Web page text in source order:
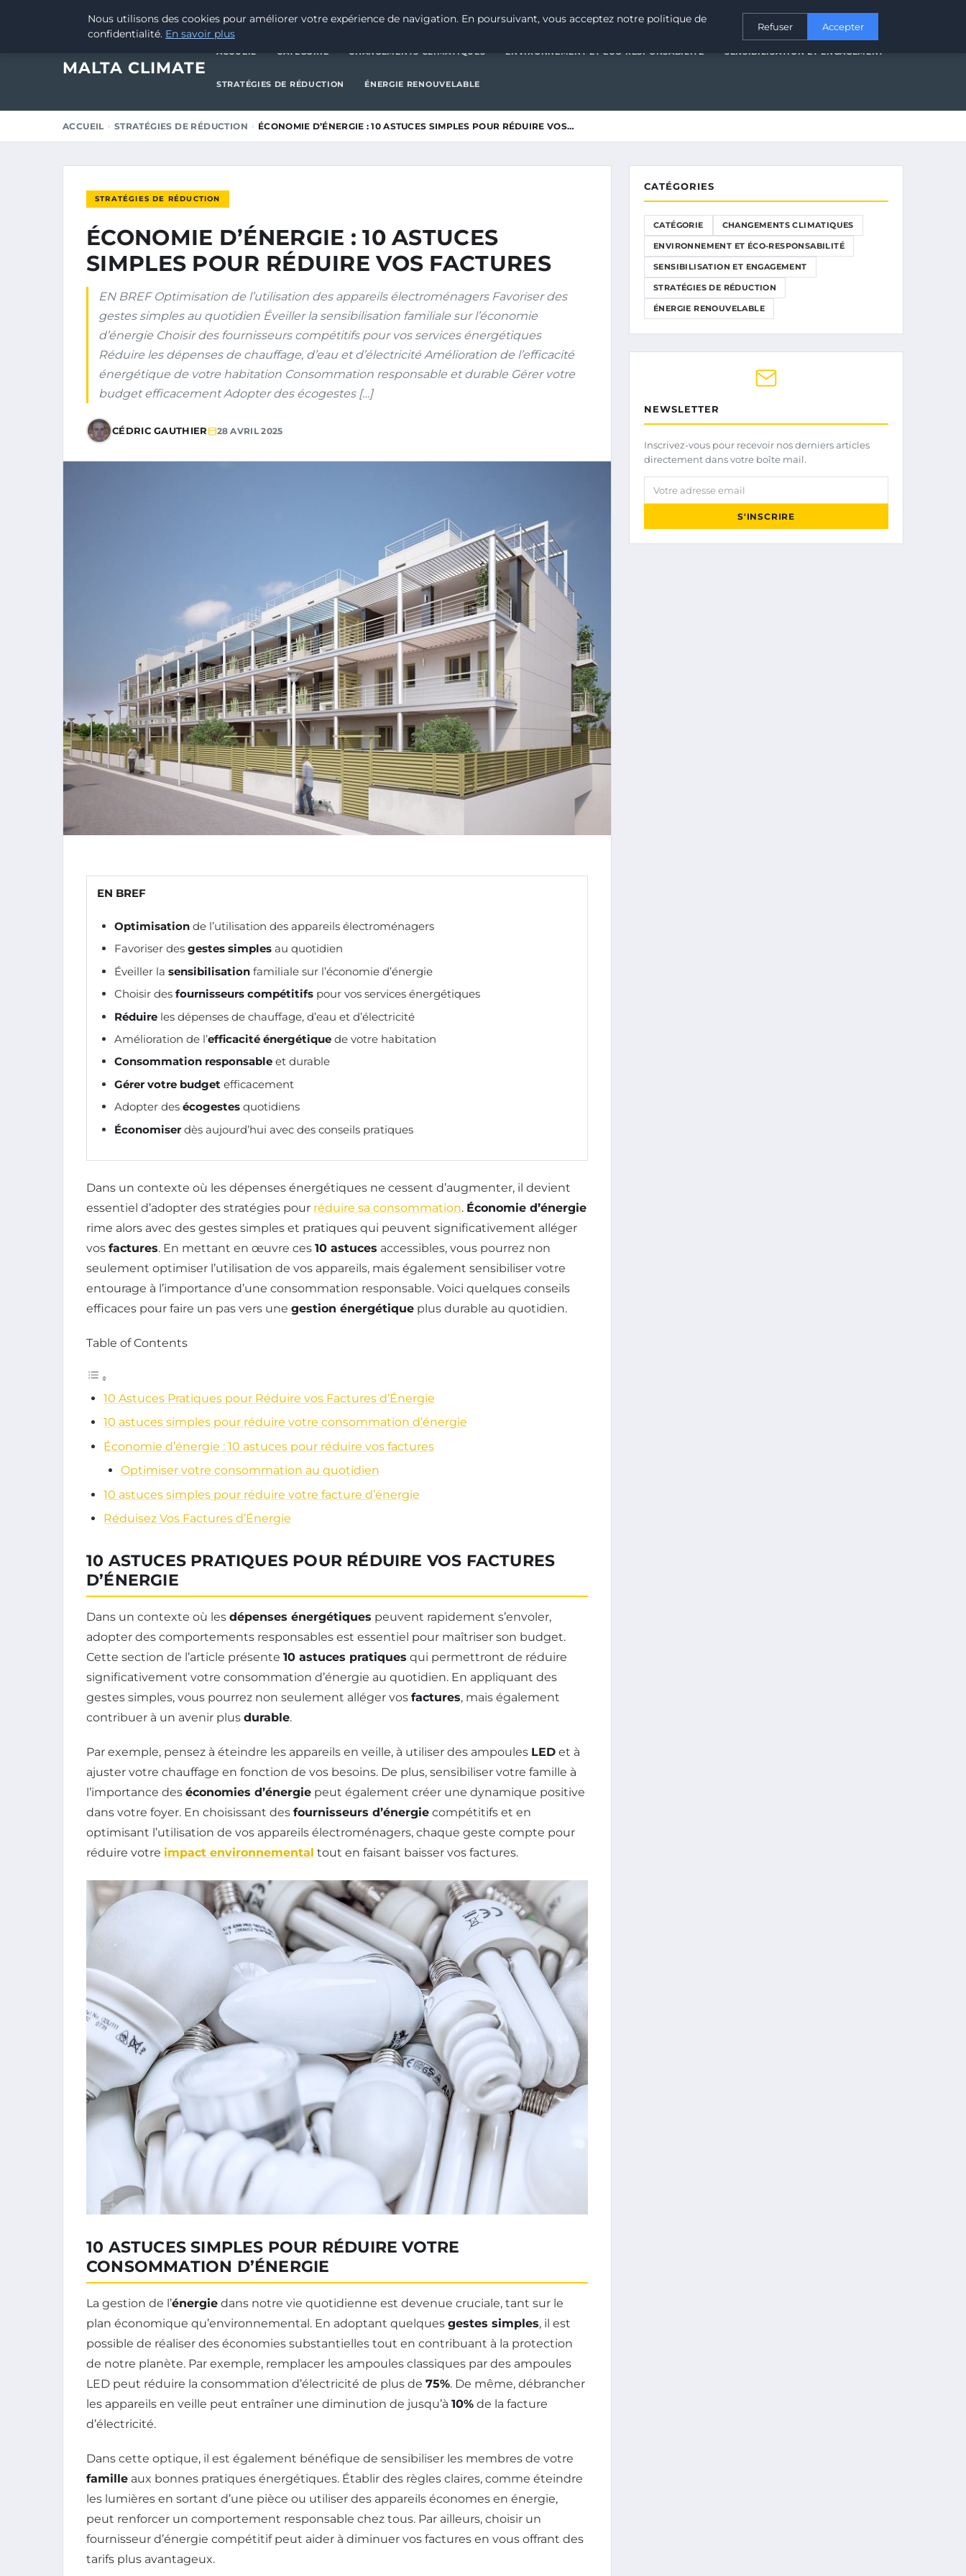
28 AVRIL 2025 CATÉGORIE CHANGEMENTS CLIMATIQUES ENVIRONNEMENT ET ÉCO-RESPONSABILITÉSENSIBILISATION ET ENGAGEMENT
MALTA CLIMATE
ACCUEIL CATÉGORIE CHANGEMENTS CLIMATIQUES ENVIRONNEMENT ET ÉCO-RESPONSABILITÉ SENSIBILISATION ET ENGAGEMENT
STRATÉGIES DE RÉDUCTION ÉNERGIE RENOUVELABLE
ACCUEIL STRATÉGIES DE RÉDUCTION ÉCONOMIE D’ÉNERGIE : 10 ASTUCES SIMPLES POUR RÉDUIRE VOS…
STRATÉGIES DE RÉDUCTION
ÉCONOMIE D’ÉNERGIE : 10 ASTUCES
SIMPLES POUR RÉDUIRE VOS FACTURES
EN BREF Optimisation de l’utilisation des appareils électroménagers Favoriser des
gestes simples au quotidien Éveiller la sensibilisation familiale sur l’économie
d’énergie Choisir des fournisseurs compétitifs pour vos services énergétiques
Réduire les dépenses de chauffage, d’eau et d’électricité Amélioration de l’efficacité
énergétique de votre habitation Consommation responsable et durable Gérer votre
budget efficacement Adopter des écogestes […]
CÉDRIC GAUTHIER 28 AVRIL 2025
EN BREF
Optimisation de l’utilisation des appareils électroménagers
Favoriser des gestes simples au quotidien
Éveiller la sensibilisation familiale sur l’économie d’énergie
Choisir des fournisseurs compétitifs pour vos services énergétiques
Réduire les dépenses de chauffage, d’eau et d’électricité
Amélioration de l’efficacité énergétique de votre habitation
Consommation responsable et durable
Gérer votre budget efficacement
Adopter des écogestes quotidiens
Économiser dès aujourd’hui avec des conseils pratiques
Dans un contexte où les dépenses énergétiques ne cessent d’augmenter, il devient
essentiel d’adopter des stratégies pour réduire sa consommation. Économie d’énergie
rime alors avec des gestes simples et pratiques qui peuvent significativement alléger
vos factures. En mettant en œuvre ces 10 astuces accessibles, vous pourrez non
seulement optimiser l’utilisation de vos appareils, mais également sensibiliser votre
entourage à l’importance d’une consommation responsable. Voici quelques conseils
efficaces pour faire un pas vers une gestion énergétique plus durable au quotidien.
Table of Contents
10 Astuces Pratiques pour Réduire vos Factures d’Énergie
10 astuces simples pour réduire votre consommation d’énergie
Économie d’énergie : 10 astuces pour réduire vos factures
Optimiser votre consommation au quotidien
10 astuces simples pour réduire votre facture d’énergie
Réduisez Vos Factures d’Énergie
10 ASTUCES PRATIQUES POUR RÉDUIRE VOS FACTURES
D’ÉNERGIE
Dans un contexte où les dépenses énergétiques peuvent rapidement s’envoler,
adopter des comportements responsables est essentiel pour maîtriser son budget.
Cette section de l’article présente 10 astuces pratiques qui permettront de réduire
significativement votre consommation d’énergie au quotidien. En appliquant des
gestes simples, vous pourrez non seulement alléger vos factures, mais également
contribuer à un avenir plus durable.
Par exemple, pensez à éteindre les appareils en veille, à utiliser des ampoules LED et à
ajuster votre chauffage en fonction de vos besoins. De plus, sensibiliser votre famille à
l’importance des économies d’énergie peut également créer une dynamique positive
dans votre foyer. En choisissant des fournisseurs d’énergie compétitifs et en
optimisant l’utilisation de vos appareils électroménagers, chaque geste compte pour
réduire votre impact environnemental tout en faisant baisser vos factures.
10 ASTUCES SIMPLES POUR RÉDUIRE VOTRE
CONSOMMATION D’ÉNERGIE
La gestion de l’énergie dans notre vie quotidienne est devenue cruciale, tant sur le
plan économique qu’environnemental. En adoptant quelques gestes simples, il est
possible de réaliser des économies substantielles tout en contribuant à la protection
de notre planète. Par exemple, remplacer les ampoules classiques par des ampoules
LED peut réduire la consommation d’électricité de plus de 75%. De même, débrancher
les appareils en veille peut entraîner une diminution de jusqu’à 10% de la facture
d’électricité.
Dans cette optique, il est également bénéfique de sensibiliser les membres de votre
famille aux bonnes pratiques énergétiques. Établir des règles claires, comme éteindre
les lumières en sortant d’une pièce ou utiliser des appareils économes en énergie,
peut renforcer un comportement responsable chez tous. Par ailleurs, choisir un
fournisseur d’énergie compétitif peut aider à diminuer vos factures en vous offrant des
tarifs plus avantageux.
CATÉGORIES
CATÉGORIE CHANGEMENTS CLIMATIQUES
ENVIRONNEMENT ET ÉCO-RESPONSABILITÉ
SENSIBILISATION ET ENGAGEMENT
STRATÉGIES DE RÉDUCTION
ÉNERGIE RENOUVELABLE
NEWSLETTER
Inscrivez-vous pour recevoir nos derniers articles
directement dans votre boîte mail.
Votre adresse email
S'INSCRIRE
Nous utilisons des cookies pour améliorer votre expérience de navigation. En poursuivant, vous acceptez notre politique de
confidentialité. En savoir plus
Refuser Accepter